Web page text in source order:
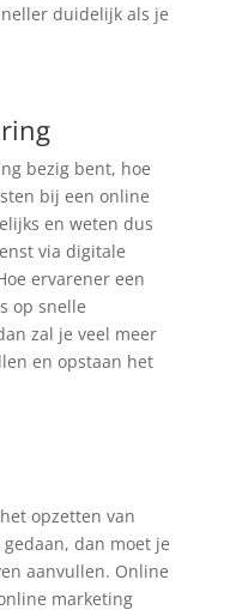
duidelijk als je
bezig bent, hoe
bij een online
en weten dus
via digitale
ervarener een
op snelle
zal je veel meer
en opstaan het
opzetten van
dan moet je
aanvullen. Online
marketing